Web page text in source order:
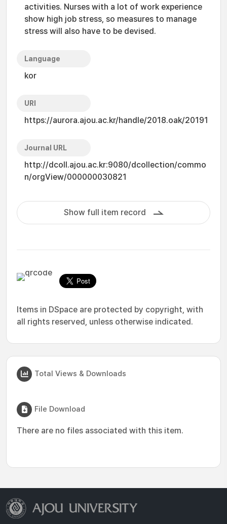
activities. Nurses with a lot of work experience
show high job stress, so measures to manage
stress will also have to be devised.
Language
kor
URI
https://aurora.ajou.ac.kr/handle/2018.oak/20191
Journal URL
http://dcoll.ajou.ac.kr:9080/dcollection/commo
n/orgView/000000030821
Show full item record
Items in DSpace are protected by copyright, with
all rights reserved, unless otherwise indicated.
Total Views & Downloads
File Download
There are no files associated with this item.